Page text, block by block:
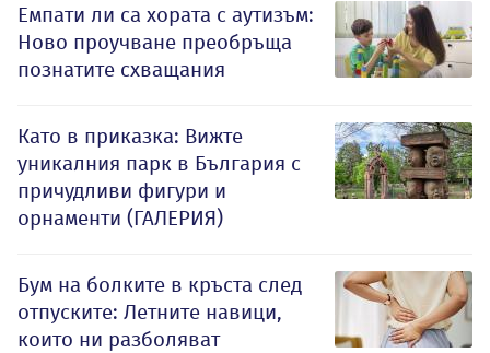
Емпати ли са хората с аутизъм:
Ново проучване преобръща
познатите схващания
Като в приказка: Вижте
уникалния парк в България с
причудливи фигури и
орнаменти (ГАЛЕРИЯ)
Бум на болките в кръста след
отпуските: Летните навици,
които ни разболяват